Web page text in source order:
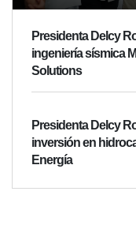
Presidenta Delcy
ingeniería sísmica
Solutions
Presidenta Delcy
inversión en
Energía